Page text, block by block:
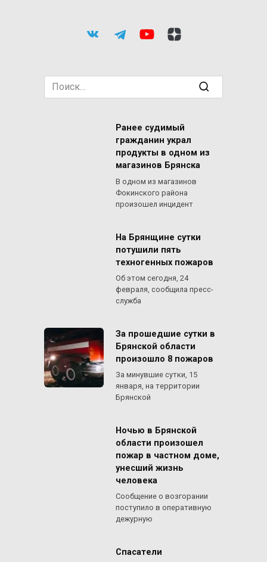
Search
for:
Ранее судимый
гражданин украл
продукты в одном из
магазинов Брянска
В одном из магазинов
Фокинского района
произошел инцидент
На Брянщине сутки
потушили пять
техногенных пожаров
Об этом сегодня, 24
февраля, сообщила пресс-
служба
За прошедшие сутки в
Брянской области
произошло 8 пожаров
За минувшие сутки, 15
января, на территории
Брянской
Ночью в Брянской
области произошел
пожар в частном доме,
унесший жизнь
человека
Сообщение о возгорании
поступило в оперативную
дежурную
Спасатели